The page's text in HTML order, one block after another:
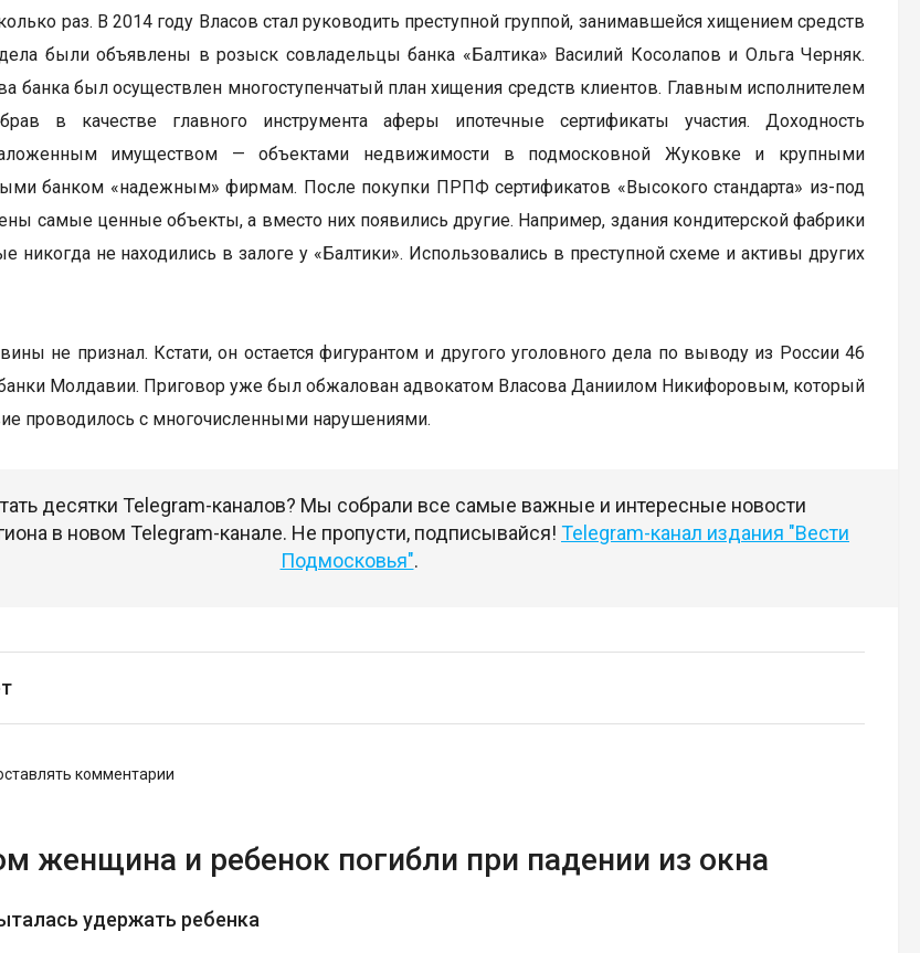
раз. В 2014 году Власов стал руководить преступной группой, занимавшейся хищением средств
были объявлены в розыск совладельцы банка «Балтика» Василий Косолапов и Ольга Черняк.
банка был осуществлен многоступенчатый план хищения средств клиентов. Главным исполнителем
в качестве главного инструмента аферы ипотечные сертификаты участия. Доходность
заложенным имуществом — объектами недвижимости в подмосковной Жуковке и крупными
банком «надежным» фирмам. После покупки ПРПФ сертификатов «Высокого стандарта» из-под
самые ценные объекты, а вместо них появились другие. Например, здания кондитерской фабрики
никогда не находились в залоге у «Балтики». Использовались в преступной схеме и активы других
не признал. Кстати, он остается фигурантом и другого уголовного дела по выводу из России 46
Молдавии. Приговор уже был обжалован адвокатом Власова Даниилом Никифоровым, который
проводилось с многочисленными нарушениями.
десятки Telegram-каналов? Мы собрали все самые важные и интересные новости
в новом Telegram-канале. Не пропусти, подписывайся! Telegram-канал издания "Вести
Подмосковья".
комментарии
женщина и ребенок погибли при падении из окна
удержать ребенка